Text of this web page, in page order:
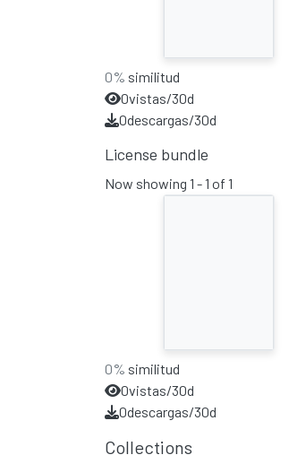
0% similitud
0vistas/30d
0descargas/30d
License bundle
Now showing 1 - 1 of 1
0% similitud
0vistas/30d
0descargas/30d
Collections